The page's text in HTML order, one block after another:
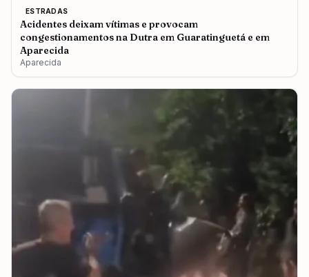
ESTRADAS
Acidentes deixam vítimas e provocam
congestionamentos na Dutra em Guaratinguetá e em
Aparecida
Aparecida